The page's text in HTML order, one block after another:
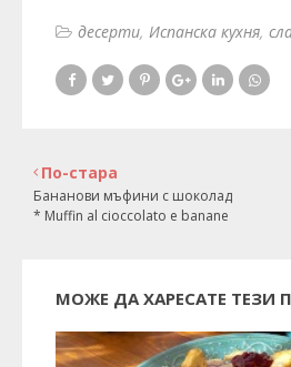
десерти Испанска кухня
По-стара
Бананови мъфини с шоколад
* Muffin al cioccolato e banane
МОЖЕ ДА ХАРЕСАТЕ ТЕЗИ